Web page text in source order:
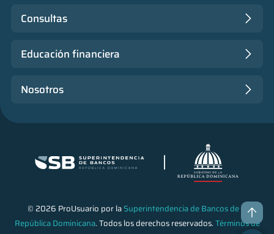
© 2026 ProUsuario por laSuperintendencia de Bancos de la
República Dominicana. Todos los derechos reservados.Términos de
Consultas
Educación financiera
Nosotros